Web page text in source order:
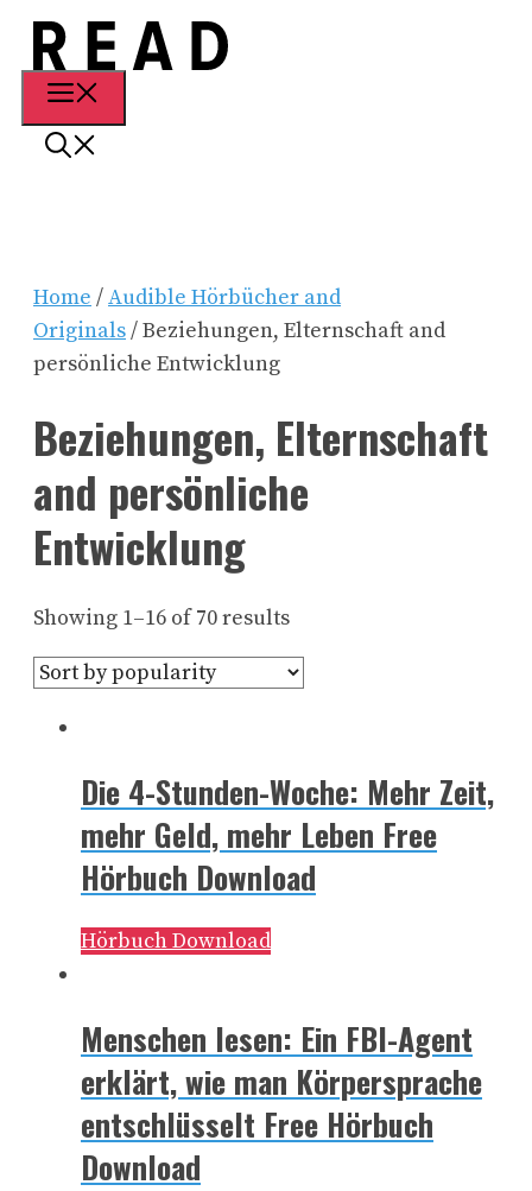
Zum
Inhalt
springen
Home /Audible Hörbücher and
Originals/ Beziehungen, Elternschaft and
persönliche Entwicklung
Beziehungen, Elternschaft
and persönliche
Entwicklung
Showing 1–16 of 70 results
Die 4-Stunden-Woche: Mehr Zeit,
mehr Geld, mehr Leben Free
Hörbuch Download
Hörbuch Download
Menschen lesen: Ein FBI-Agent
erklärt, wie man Körpersprache
entschlüsselt Free Hörbuch
Download